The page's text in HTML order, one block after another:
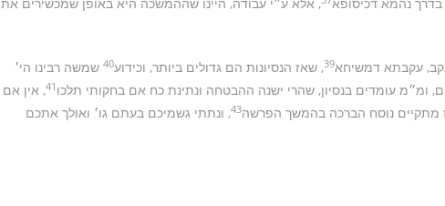
עקבתא דמשיחא39, שאז הנסיונות הם גדולים ביותר, וכידוע40 שמשה רבינו הי׳
ומ״מ עומדים בנסיון, שהרי ישנה ההבטחה ונתינת כח אם בחקותי תלכו 41, אין אם
מתקיים נוסח הברכה בהמשך הפרשה43, ונתתי גשמיכם בעתם גו׳ ואולך אתכם